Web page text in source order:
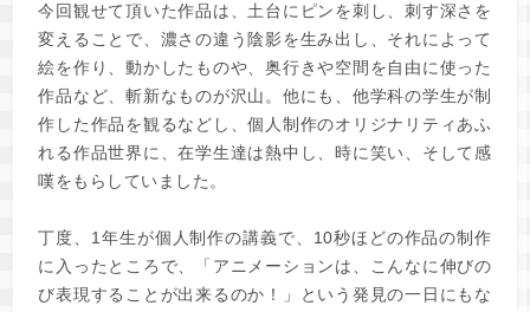
今回観せて頂いた作品は、土台にピンを刺し、刺す深さを
変えることで、濃さの違う陰影を生み出し、それによって
絵を作り、動かしたものや、奥行きや空間を自由に使った
作品など、斬新なものが沢山。他にも、他学科の学生が制
作した作品を観るなどし、個人制作のオリジナリティあふ
れる作品世界に、在学生達は熱中し、時に笑い、そして感
嘆をもらしていました。
丁度、1年生が個人制作の講義で、10秒ほどの作品の制作
に入ったところで、「アニメーションは、こんなに伸びの
び表現することが出来るのか！」という発見の一日にもな